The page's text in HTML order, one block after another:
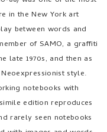
between words and
of SAMO, a graffiti
late 1970s, and then as
style.
notebooks with
edition reproduces
rarely seen notebooks
with images and words
works. Iconic drawings